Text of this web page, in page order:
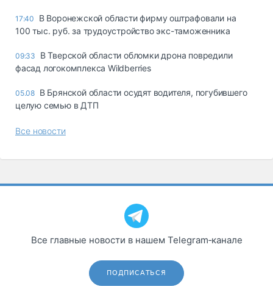
17:40
В Воронежской области фирму оштрафовали на
100 тыс. руб. за трудоустройство экс-таможенника
09:33
В Тверской области обломки дрона повредили
фасад логокомплекса Wildberries
05.08 В Брянской области осудят водителя, погубившего
целую семью в ДТП
Все новости
Все главные новости в нашем Telegram‑канале
ПОДПИСАТЬСЯ